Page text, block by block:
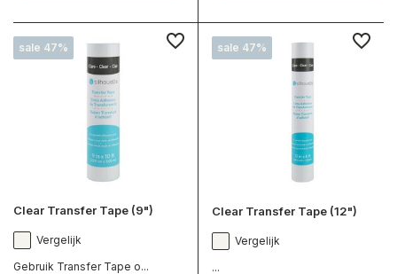
sale 47%
Clear Transfer Tape (9")
Vergelijk
Gebruik Transfer Tape o...
sale 47%
Clear Transfer Tape (12")
Vergelijk
...